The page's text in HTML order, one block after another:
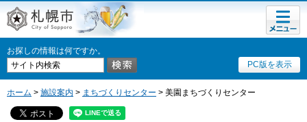
札幌市
お探しの情報は何ですか。
PC版を表示
メニュ
ー
ホーム > 施設案内 > まちづくりセンター > 美園まちづくりセンター